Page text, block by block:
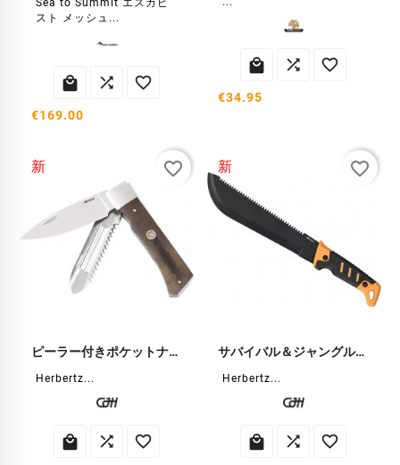
Sea to Summit エスカピ
スト メッシュ...
  
€169.00
  
€34.95
新
ピーラー付きポケットナイフ
Herbertz...
  
favorite_border 新
サバイバル＆ジャングルマチェット
Herbertz...
  
favorite_border